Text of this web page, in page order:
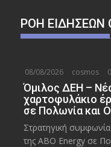
ΡΟΉ ΕΙΔΉΣΕΩΝ
08/08/2026 cosmos 0
Όμιλος ΔΕΗ –
χαρτοφυλάκιο
σε Πολωνία και
Στρατηγική
της ABO Energy σε